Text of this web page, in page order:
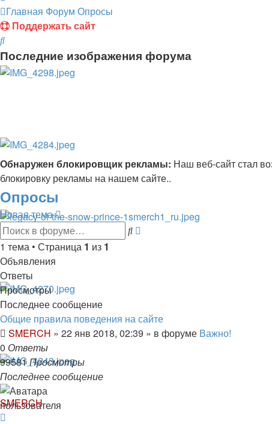
Главная Форум Опросы
Поддержать сайт
Поиск
Последние изображения форума
Обнаружен блокировщик рекламы: Наш веб-сайт стал
блокировку рекламы на нашем сайте..
Опросы
Новая тема
Поиск
1 тема • Страница 1 из 1
Объявления
Ответы
Просмотры
Последнее сообщение
Общие правила поведения на сайте
SMERCH » 22 янв 2018, 02:39 » в форуме Важно!
0 Ответы
99581Просмотры
Последнее сообщение
SMERCH